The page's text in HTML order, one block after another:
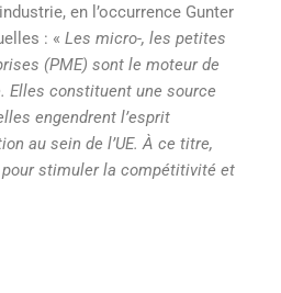
en l’occurrence Gunter
: « Les micro-, les petites
(PME) sont le moteur de
Elles constituent une source
engendrent l’esprit
au sein de l’UE. À ce titre,
stimuler la compétitivité et